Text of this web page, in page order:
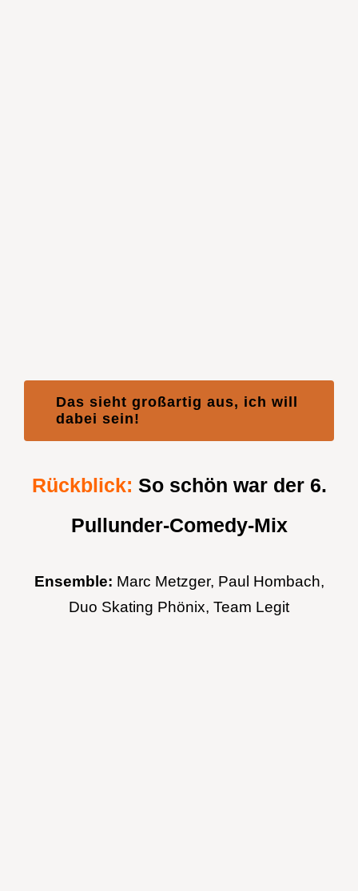
Das sieht großartig aus, ich will
dabei sein!
Rückblick: So schön war der 6.
Pullunder-Comedy-Mix
Ensemble: Marc Metzger, Paul Hombach,
Duo Skating Phönix, Team Legit